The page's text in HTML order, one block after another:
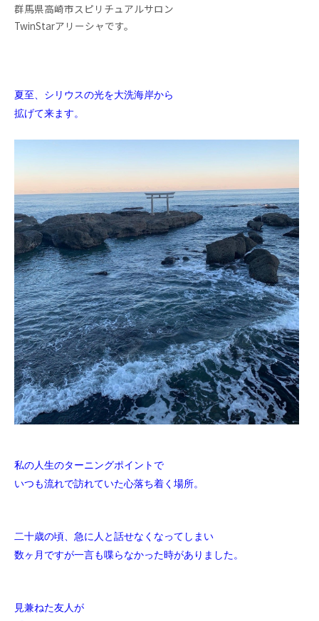
群馬県高崎市スピリチュアルサロン
TwinStarアリーシャです。
夏至、シリウスの光を大洗海岸から
拡げて来ます。
私の人生のターニングポイントで
いつも流れで訪れていた心落ち着く場所。
二十歳の頃、急に人と話せなくなってしまい
数ヶ月ですが一言も喋らなかった時がありました。
見兼ねた友人が